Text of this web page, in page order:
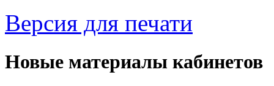
Версия для печати
Новые материалы кабинетов